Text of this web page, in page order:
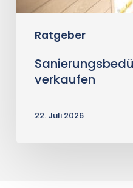
Ratgeber
verkaufen
22. Juli 2026